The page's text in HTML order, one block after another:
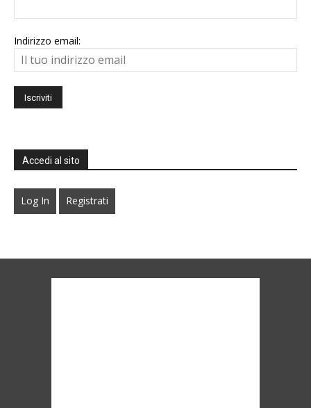
Indirizzo email:
Accedi al sito
Log In Registrati